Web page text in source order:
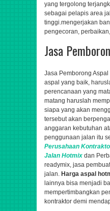
yang tergolong
sebagai pelapis area
tinggi.mengerjakan
pengecoran,
Jasa
Jasa Pemborong
aspal yang baik,
perencanaan yang
matang haruslah
siapa yang akan
tersebut akan
anggaran kebutuhan
penggunaan jalan itu
Perusahaan
Jalan Hotmix dan
readymix, jasa
jalan. Harga aspal
lainnya bisa menjadi
mempertimbangkan
kontraktor demi